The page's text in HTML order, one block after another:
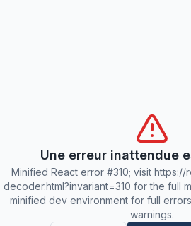
Une erreur inattendue
Minified React error #310; visit
decoder.html?invariant=310 for the full
minified dev environment for full
warnings.